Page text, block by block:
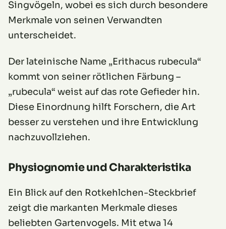
Singvögeln, wobei es sich durch besondere
Merkmale von seinen Verwandten
unterscheidet.
Der lateinische Name „Erithacus rubecula“
kommt von seiner rötlichen Färbung –
„rubecula“ weist auf das rote Gefieder hin.
Diese Einordnung hilft Forschern, die Art
besser zu verstehen und ihre Entwicklung
nachzuvollziehen.
Physiognomie und Charakteristika
Ein Blick auf den Rotkehlchen-Steckbrief
zeigt die markanten Merkmale dieses
beliebten Gartenvogels. Mit etwa 14